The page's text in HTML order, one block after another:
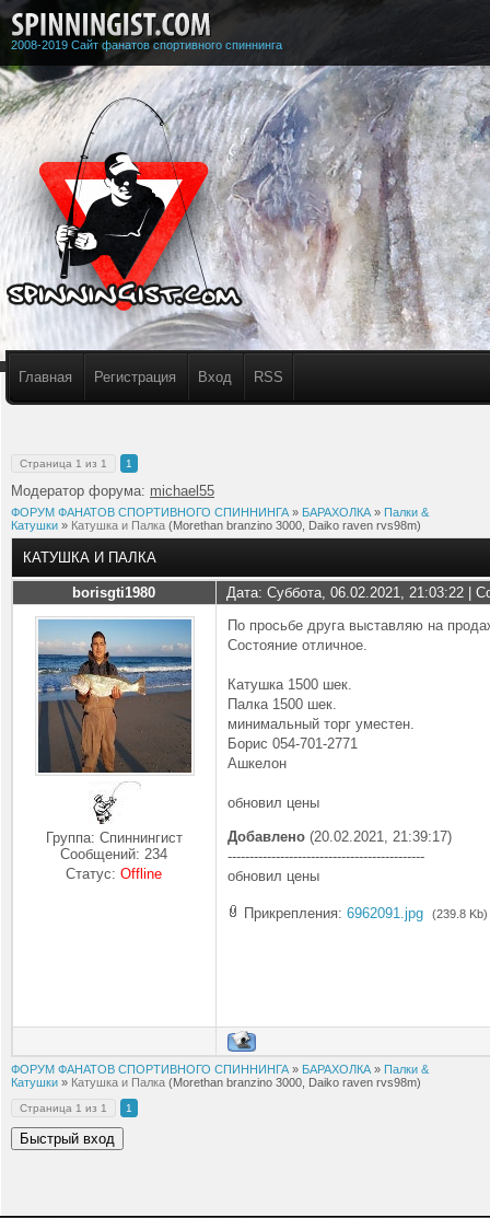
2008-2019 Сайт фанатов спортивного спиннинга
Главная Регистрация Вход RSS
Страница 1 из 1 1
Модератор форума: michael55
ФОРУМ ФАНАТОВ СПОРТИВНОГО СПИННИНГА » БАРАХОЛКА » Палки &
Катушки » Катушка и Палка (Morethan branzino 3000, Daiko raven rvs98m)
КАТУШКА И ПАЛКА
borisgti1980 Дата: Суббота, 06.02.2021, 21:03:22 |
Группа: Спиннингист
Сообщений:234
Статус:Offline
По просьбе друга выставляю на
Состояние отличное.
Катушка 1500 шек.
Палка 1500 шек.
минимальный торг уместен.
Борис 054-701-2771
Ашкелон
обновил цены
Добавлено (20.02.2021, 21:39:17)
---------------------------------------------
обновил цены
Прикрепления: 6962091.jpg (239.8 Kb)
ФОРУМ ФАНАТОВ СПОРТИВНОГО СПИННИНГА » БАРАХОЛКА » Палки &
Катушки » Катушка и Палка (Morethan branzino 3000, Daiko raven rvs98m)
Страница 1 из 1 1